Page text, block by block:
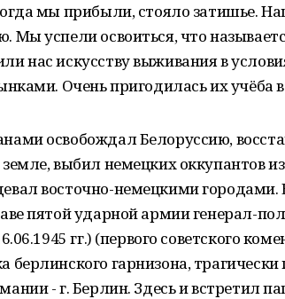
мы прибыли, стояло затишье.
Мы успели освоиться, что
нас искусству выживания в
Очень пригодилась их учёба
освобождал Белоруссию,
выбил немецких оккупантов
восточно-немецкими городами.
пятой ударной армии генерал-
гг.) (первого советского
берлинского гарнизона,
- г. Берлин. Здесь и встретил